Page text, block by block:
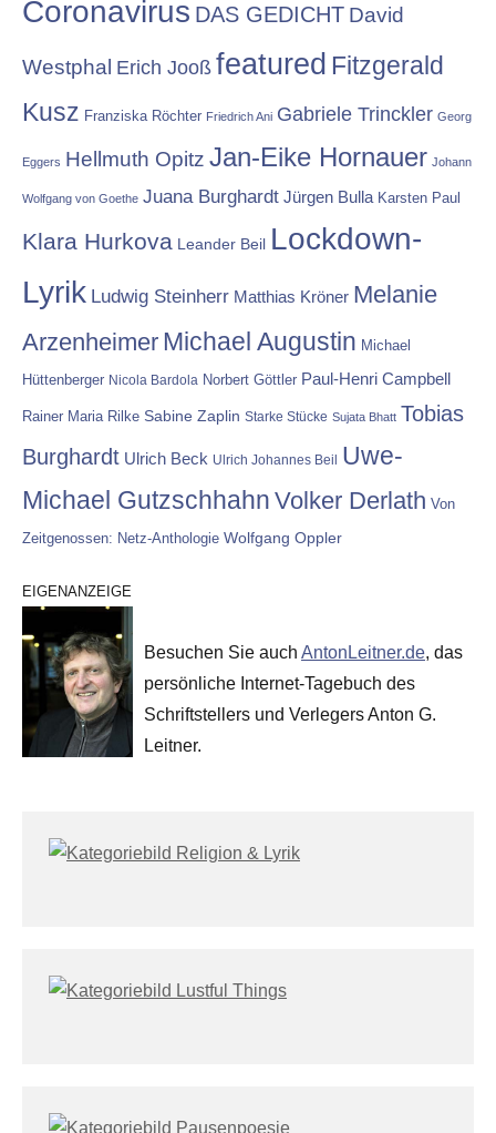
Coronavirus DAS GEDICHT David
Westphal Erich Jooß featured Fitzgerald
Kusz Franziska Röchter Friedrich Ani Gabriele Trinckler Georg
Eggers Hellmuth Opitz Jan-Eike Hornauer Johann
Wolfgang von Goethe Juana Burghardt Jürgen Bulla Karsten Paul
Klara Hurkova Leander Beil Lockdown-
Lyrik Ludwig Steinherr Matthias Kröner Melanie
Arzenheimer Michael Augustin Michael
Hüttenberger Nicola Bardola Norbert Göttler Paul-Henri Campbell
Rainer Maria Rilke Sabine Zaplin Starke Stücke Sujata Bhatt Tobias
Burghardt Ulrich Beck Ulrich Johannes Beil Uwe-
Michael Gutzschhahn Volker Derlath Von
Zeitgenossen: Netz-Anthologie Wolfgang Oppler
EIGENANZEIGE
Besuchen Sie auch AntonLeitner.de, das
persönliche Internet-Tagebuch des
Schriftstellers und Verlegers Anton G.
Leitner.